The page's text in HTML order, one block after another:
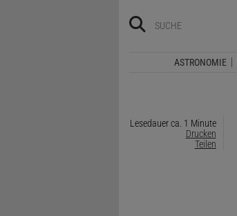
ASTRONOMIE
Lesedauer ca. 1 Minute
Drucken
Teilen